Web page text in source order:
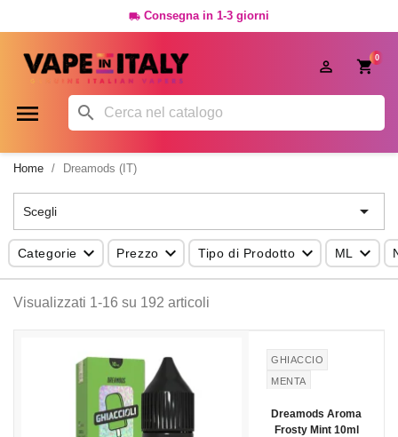
 Consegna in 1-3 giorni
0

 
Home Dreamods (IT)
Scegli 
Categorie  Prezzo  Tipo di Prodotto  ML 
Visualizzati 1-16 su 192 articoli
GHIACCIO
MENTA
Dreamods Aroma
Frosty Mint 10ml